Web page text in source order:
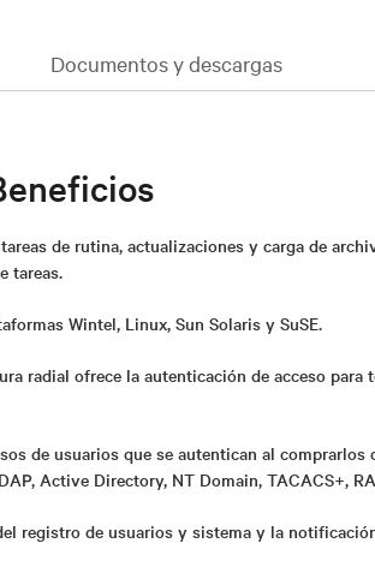
Documentos y descargas
de rutina, actualizaciones y carga de
tareas.
Wintel, Linux, Sun Solaris y SuSE.
radial ofrece la autenticación de acceso para
de usuarios que se autentican al comprarlos
Active Directory, NT Domain, TACACS+,
registro de usuarios y sistema y la